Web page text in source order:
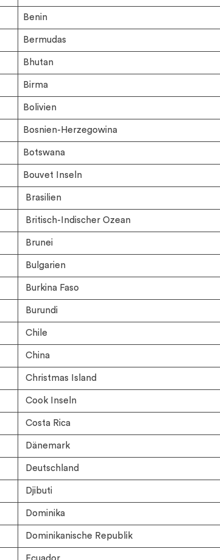
Benin
Bermudas
Bhutan
Birma
Bolivien
Bosnien-Herzegowina
Botswana
Bouvet Inseln
Brasilien
Britisch-Indischer Ozean
Brunei
Bulgarien
Burkina Faso
Burundi
Chile
China
Christmas Island
Cook Inseln
Costa Rica
Dänemark
Deutschland
Djibuti
Dominika
Dominikanische Republik